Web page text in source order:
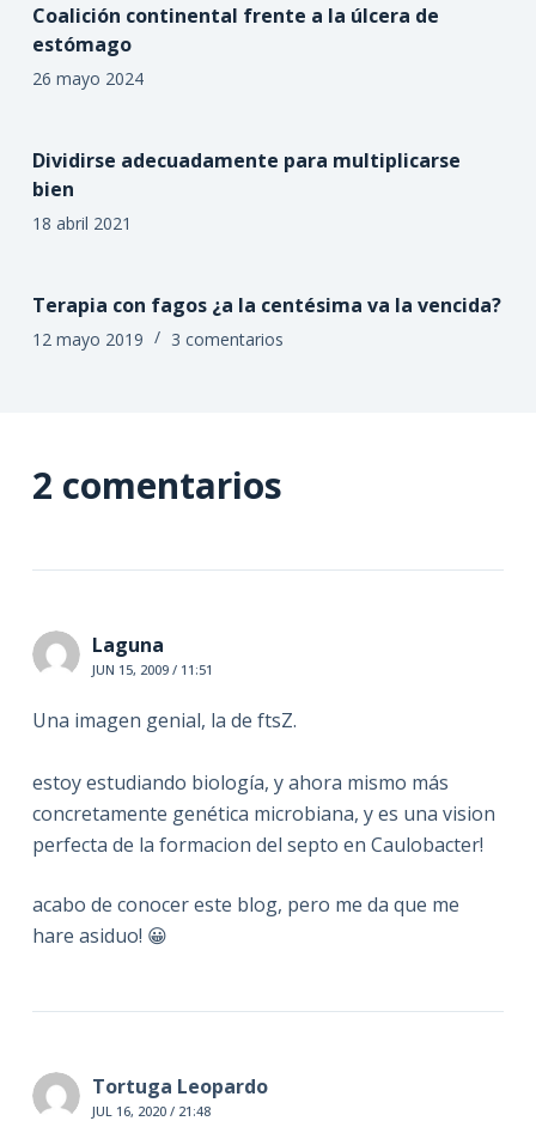
Coalición continental frente a la úlcera de
estómago
26 mayo 2024
Dividirse adecuadamente para multiplicarse
bien
18 abril 2021
Terapia con fagos ¿a la centésima va la vencida?
12 mayo 2019 3 comentarios
2 comentarios
Laguna
JUN 15, 2009 / 11:51
Una imagen genial, la de ftsZ.
estoy estudiando biología, y ahora mismo más
concretamente genética microbiana, y es una vision
perfecta de la formacion del septo en Caulobacter!
acabo de conocer este blog, pero me da que me
hare asiduo! 😀
Tortuga Leopardo
JUL 16, 2020 / 21:48